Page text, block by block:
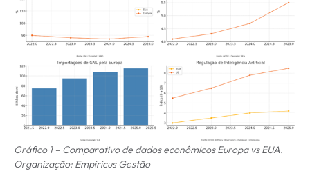
Gráfico 1 – Comparativo de dados econômicos Europa vs EUA.
Organização: Empiricus Gestão